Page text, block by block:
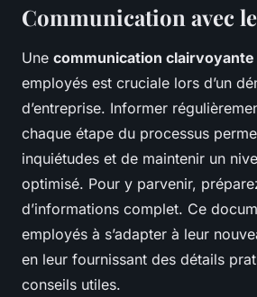
Communication avec
Une communication clairvoyante
employés est cruciale lors d’un
d’entreprise. Informer
chaque étape du processus
inquiétudes et de maintenir un
optimisé. Pour y parvenir,
d’informations complet. Ce
employés à s’adapter à leur
en leur fournissant des détails
conseils utiles.